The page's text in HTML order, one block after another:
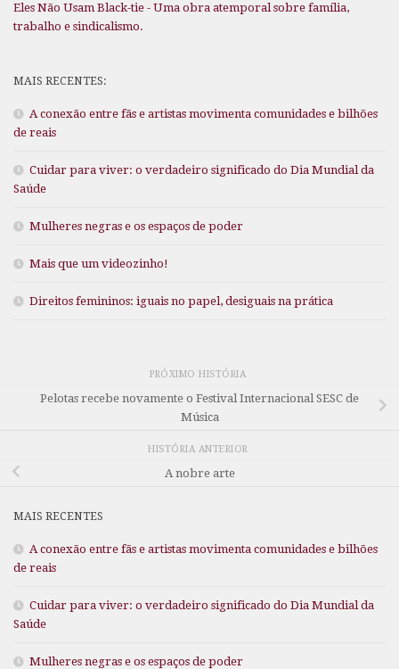
Eles Não Usam Black-tie - Uma obra atemporal sobre família,
trabalho e sindicalismo.
MAIS RECENTES:
A conexão entre fãs e artistas movimenta comunidades e bilhões
de reais
Cuidar para viver: o verdadeiro significado do Dia Mundial da
Saúde
Mulheres negras e os espaços de poder
Mais que um videozinho!
Direitos femininos: iguais no papel, desiguais na prática
PRÓXIMO HISTÓRIA
Pelotas recebe novamente o Festival Internacional SESC de
Música
HISTÓRIA ANTERIOR
A nobre arte
MAIS RECENTES
A conexão entre fãs e artistas movimenta comunidades e bilhões
de reais
Cuidar para viver: o verdadeiro significado do Dia Mundial da
Saúde
Mulheres negras e os espaços de poder